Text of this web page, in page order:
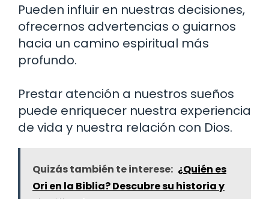
Pueden influir en nuestras decisiones,
ofrecernos advertencias o guiarnos
hacia un camino espiritual más
profundo.
Prestar atención a nuestros sueños
puede enriquecer nuestra experiencia
de vida y nuestra relación con Dios.
Quizás también te interese: ¿Quién es
Ori en la Biblia? Descubre su historia y